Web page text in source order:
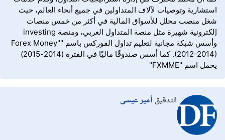
استشارية وتوصيات لآلاف المتداولين في جميع أنحاء العالم، حيث
شغل منصب محلل للأسواق المالية في أكثر من خمس منصات
إلكترونية شهيرة مثل منصة المتداول العربي، ومنصة investing
وأسس شبكة مجانية لتعليم تداول الفوركس باسم "Forex Money"
(2012-2014). كما أسس صندوقًا ماليًا في الفترة (2014-2015)
يحمل اسم "FXMME"
التدقيق أمير عيسى